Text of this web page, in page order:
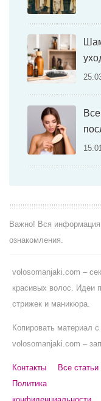
Важно! Вся информация
ознакомления.
volosomanjaki.com –
красивых волос. Идеи
стрижек и маникюра.
Копировать материал с
volosomanjaki.com –
Контакты
Все статьи
Политика